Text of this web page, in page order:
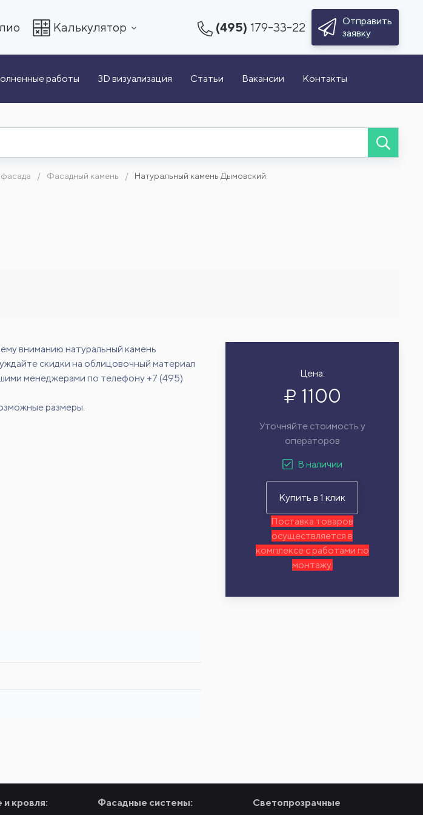
Калькулятор (495) 179-33-22
Отправить
заявку
работы 3D визуализация Статьи Вакансии Контакты
Фасадный камень Натуральный камень Дымовский
вниманию натуральный камень
скидки на облицовочный материал
менеджерами по телефону +7 (495)
размеры.
Цена:
1100
Уточняйте стоимость у
операторов
В наличии
Купить в 1 клик
Поставка товаров
осуществляется в
комплексе с работами по
монтажу.
кровля: Фасадные системы:
Светопрозрачные